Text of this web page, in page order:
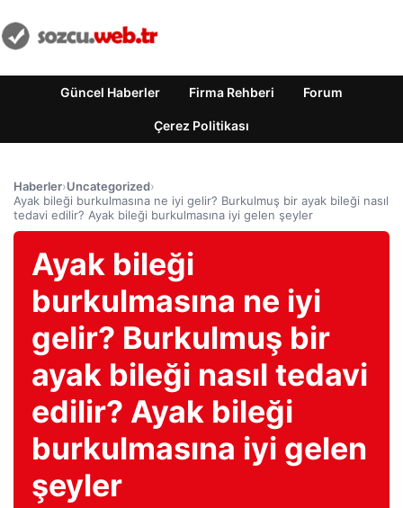
Güncel Haberler Firma Rehberi Forum
Çerez Politikası
Haberler›Uncategorized›
Ayak bileği burkulmasına ne iyi gelir? Burkulmuş bir ayak bileği nasıl
tedavi edilir? Ayak bileği burkulmasına iyi gelen şeyler
Ayak bileği
burkulmasına ne iyi
gelir? Burkulmuş bir
ayak bileği nasıl tedavi
edilir? Ayak bileği
burkulmasına iyi gelen
şeyler